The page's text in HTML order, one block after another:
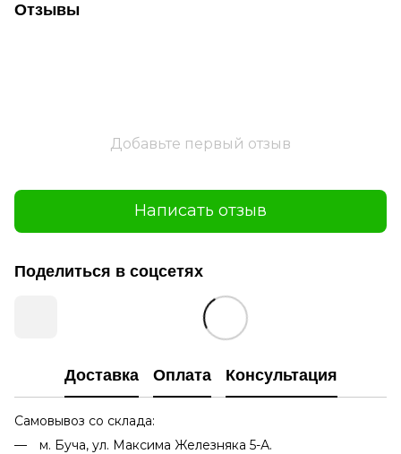
Отзывы
Добавьте первый отзыв
Написать отзыв
Поделиться в соцсетях
Доставка Оплата Консультация
Самовывоз со склада:
м. Буча, ул. Максима Железняка 5-А.